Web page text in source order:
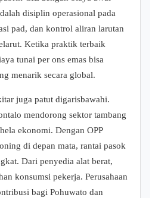
disiplin operasional pada
pad, dan kontrol aliran larutan
Ketika praktik terbaik
tunai per ons emas bisa
menarik secara global.
juga patut digarisbawahi.
mendorong sektor tambang
ekonomi. Dengan OPP
di depan mata, rantai pasok
Dari penyedia alat berat,
konsumsi pekerja. Perusahaan
bagi Pohuwato dan